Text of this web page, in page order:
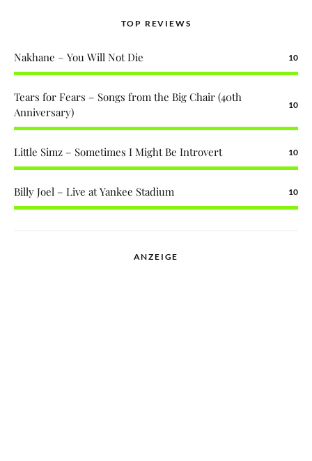
TOP REVIEWS
Nakhane – You Will Not Die 10
Tears for Fears – Songs from the Big Chair (40th
Anniversary)
10
Little Simz – Sometimes I Might Be Introvert 10
Billy Joel – Live at Yankee Stadium 10
ANZEIGE